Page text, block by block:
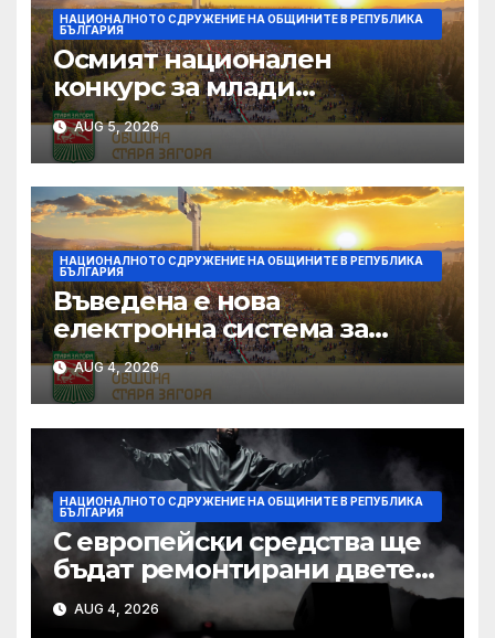
НАЦИОНАЛНОТО СДРУЖЕНИЕ НА ОБЩИНИТЕ В РЕПУБЛИКА
БЪЛГАРИЯ
Осмият национален
конкурс за млади
изпълнители „Дунавски
звезди“ се подготвя в
Силистра
AUG 5, 2026
НАЦИОНАЛНОТО СДРУЖЕНИЕ НА ОБЩИНИТЕ В РЕПУБЛИКА
БЪЛГАРИЯ
Въведена е нова
електронна система за
кандидатстване по
Национален фонд
„Култура“
AUG 4, 2026
НАЦИОНАЛНОТО СДРУЖЕНИЕ НА ОБЩИНИТЕ В РЕПУБЛИКА
БЪЛГАРИЯ
С европейски средства ще
бъдат ремонтирани двете
най-стари училища в Ямбол
AUG 4, 2026